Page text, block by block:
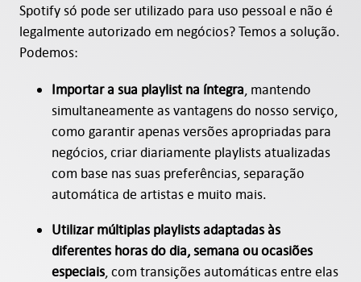
Spotify só pode ser utilizado para uso pessoal e não é
legalmente autorizado em negócios? Temos a solução.
Podemos:
Importar a sua playlist na íntegra, mantendo
simultaneamente as vantagens do nosso serviço,
como garantir apenas versões apropriadas para
negócios, criar diariamente playlists atualizadas
com base nas suas preferências, separação
automática de artistas e muito mais.
Utilizar múltiplas playlists adaptadas às
diferentes horas do dia, semana ou ocasiões
especiais, com transições automáticas entre elas